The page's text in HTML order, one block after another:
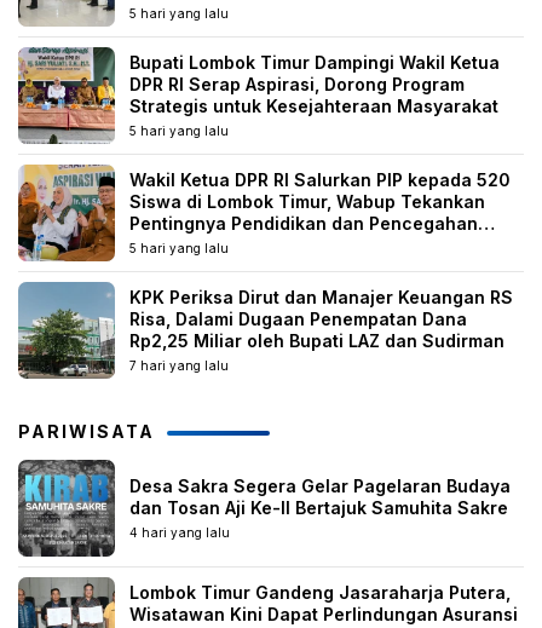
5 hari yang lalu
Bupati Lombok Timur Dampingi Wakil Ketua
DPR RI Serap Aspirasi, Dorong Program
Strategis untuk Kesejahteraan Masyarakat
5 hari yang lalu
Wakil Ketua DPR RI Salurkan PIP kepada 520
Siswa di Lombok Timur, Wabup Tekankan
Pentingnya Pendidikan dan Pencegahan
Perkawinan Anak
5 hari yang lalu
KPK Periksa Dirut dan Manajer Keuangan RS
Risa, Dalami Dugaan Penempatan Dana
Rp2,25 Miliar oleh Bupati LAZ dan Sudirman
7 hari yang lalu
PARIWISATA
Desa Sakra Segera Gelar Pagelaran Budaya
dan Tosan Aji Ke-II Bertajuk Samuhita Sakre
4 hari yang lalu
Lombok Timur Gandeng Jasaraharja Putera,
Wisatawan Kini Dapat Perlindungan Asuransi